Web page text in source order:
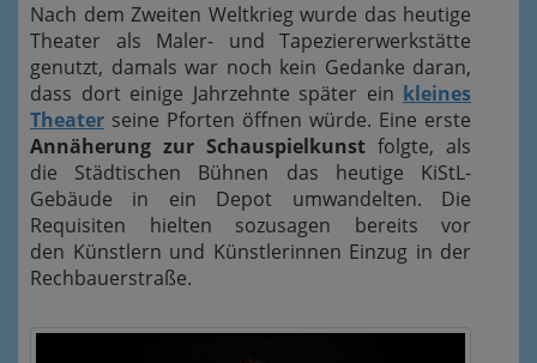
Nach dem Zweiten Weltkrieg wurde das heutige
Theater als Maler- und Tapeziererwerkstätte
genutzt, damals war noch kein Gedanke daran,
dass dort einige Jahrzehnte später ein kleines
Theater seine Pforten öffnen würde. Eine erste
Annäherung zur Schauspielkunst folgte, als
die Städtischen Bühnen das heutige KiStL-
Gebäude in ein Depot umwandelten. Die
Requisiten hielten sozusagen bereits vor
den Künstlern und Künstlerinnen Einzug in der
Rechbauerstraße.